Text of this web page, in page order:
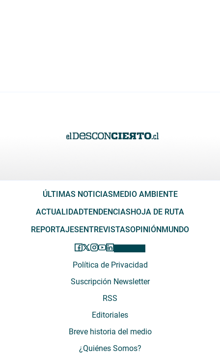
ÚLTIMAS NOTICIAS MEDIO AMBIENTE
ACTUALIDADTENDENCIAS HOJA DE RUTA
REPORTAJES ENTREVISTASOPINIÓN MUNDO
Política de Privacidad
Suscripción Newsletter
RSS
Editoriales
Breve historia del medio
¿Quiénes Somos?